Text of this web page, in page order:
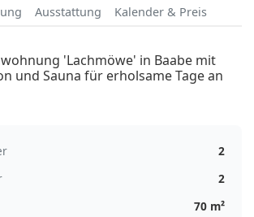
Ausstattung Kalender & Preis
'Lachmöwe' in Baabe mit
und Sauna für erholsame Tage an
2
2
70 m²